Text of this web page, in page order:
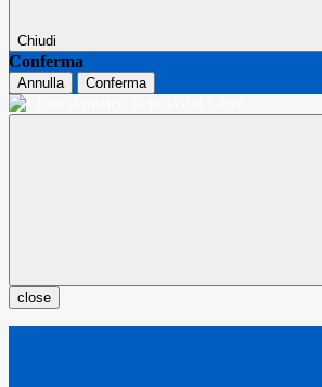
Chiudi
Conferma
Annulla Conferma
close